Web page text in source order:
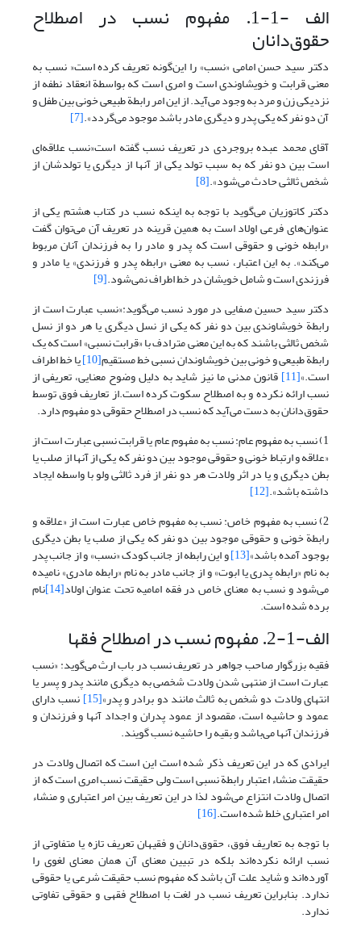
الف -1-1. مفهوم نسب در اصطلاح
حقوق‌دانان
دکتر سید حسن امامی «نسب» را این‌گونه تعریف کرده است« نسب به
معنی قرابت و خویشاوندی است و امری است که بواسطة انعقاد نطفه از
نزدیکی زن و مرد به وجود می‌آید. از این امر رابطة طبیعی خونی بین طفل و
آن دو نفر که یکی پدر و دیگری مادر باشد موجود می‌گردد».[7]
آقای محمد عبده بروجردی در تعریف نسب گفته است«نسب علاقه‌ای
است بین دو نفر که به سبب تولد یکی از آنها از دیگری یا تولدشان از
شخص ثالثی حادث می‌شود».[8]
دکتر کاتوزیان می‌گوید با توجه به اینکه نسب در کتاب هشتم یکی از
عنوان‌های فرعی اولاد است به همین قرینه در تعریف آن می‌توان گفت
«رابطه خونی و حقوقی است که پدر و مادر را به فرزندان آنان مربوط
می‌‌کند». به این اعتبار، نسب به معنی «رابطه پدر و فرزندی» یا مادر و
فرزندی است و شامل خویشان در خط اطراف نمی‌شود.[9]
دکتر سید حسین صفایی در مورد نسب می‌گوید:«نسب عبارت است از
رابطة خویشاوندی بین دو نفر که یکی از نسل دیگری یا هر دو از نسل
شخص ثالثی باشند که به این معنی مترادف با «قرابت نسبی» است که یک
رابطة طبیعی و خونی بین خویشاوندان نسبی خط مستقیم[10] یا خط اطراف
است.»[11] قانون مدنی ما نیز شاید به دلیل وضوح معنایی، تعریفی از
نسب ارائه نکرده و به اصطلاح سکوت کرده است.از تعاریف فوق توسط
حقوق‌دانان به دست می‌آید که نسب در اصطلاح حقوقی دو مفهوم دارد.
1) نسب به مفهوم عام: نسب به مفهوم عام یا قرابت نسبی عبارت است از
«علاقه و ارتباط خونی و حقوقی موجود بین دو نفر که یکی از آنها از صلب یا
بطن دیگری و یا در اثر ولادت هر دو نفر از فرد ثالثی ولو با واسطه ایجاد
داشته باشد».[12]
2) نسب به مفهوم خاص: نسب به مفهوم خاص عبارت است از «علاقه و
رابطة خونی و حقوقی موجود بین دو نفر که یکی از صلب یا بطن دیگری
بوجود آمده باشد»[13] و این رابطه از جانب کودک «نسب» و از جانب پدر
به نام «رابطه پدری یا ابوت» و از جانب مادر به نام «رابطه مادری» نامیده
می‌‌شود و نسب به معنای خاص در فقه امامیه تحت عنوان اولاد[14] نام
برده شده است.
الف-1-2. مفهوم نسب در اصطلاح فقها
فقیه بزرگوار صاحب جواهر در تعریف نسب در باب ارث می‌گوید: «نسب
عبارت است از منتهی شدن ولادت شخصی به دیگری مانند پدر و پسر یا
انتهای ولادت دو شخص به ثالث مانند دو برادر و پدر»[15] نسب دارای
عمود و حاشیه است، مقصود از عمود پدران و اجداد آنها و فرزندان و
فرزندان آنها می‌باشد و بقیه را حاشیه نسب گویند.
ایرادی که در این تعریف ذکر شده است این است که اتصال ولادت در
حقیقت منشاء اعتبار رابطة نسبی است ولی حقیقت نسب امری است که از
اتصال ولادت انتزاع می‌‌شود لذا در این تعریف بین امر اعتباری و منشاء
امر اعتباری خلط شده است.[16]
با توجه به تعاریف فوق، حقوق‌دانان و فقیهان تعریف تازه یا متفاوتی از
نسب ارائه نکرده‌اند بلکه در تبیین معنای آن همان معنای لغوی را
آورده‌اند و شاید علت آن باشد که مفهوم نسب حقیقت شرعی یا حقوقی
ندارد. بنابراین تعریف نسب در لغت با اصطلاح فقهی و حقوقی تفاوتی
ندارد.